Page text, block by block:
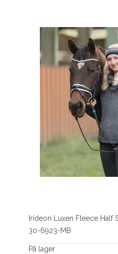
Irideon Luxen Fleece Half
30-6923-MB
På lager